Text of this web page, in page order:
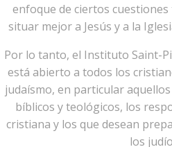
enfoque de ciertos
situar mejor a Jesús y a la
Por lo tanto, el Instituto Saint-
está abierto a todos los
judaísmo, en particular
bíblicos y teológicos, los
cristiana y los que desean
los